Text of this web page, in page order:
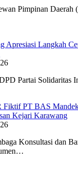
Pimpinan Daerah
Apresiasi Langkah
Partai Solidaritas
Fiktif PT BAS
Kejari Karawang
Konsultasi dan